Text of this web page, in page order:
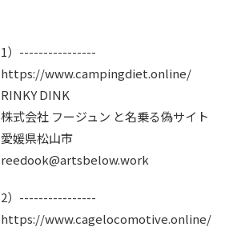
1）----------------
https://www.campingdiet.online/
RINKY DINK
株式会社 フージュン と名乗る偽サイト
愛媛県松山市
reedook@artsbelow.work
2）----------------
https://www.cagelocomotive.online/